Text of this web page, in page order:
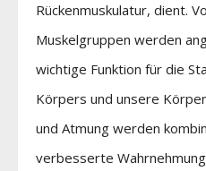
Rückenmuskulatur, dient.
Muskelgruppen werden
wichtige Funktion für die
Körpers und unsere
und Atmung werden
verbesserte